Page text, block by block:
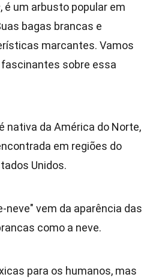
, é um arbusto popular em
bagas brancas e
marcantes. Vamos
sobre essa
nativa da América do Norte,
em regiões do
Unidos.
neve" vem da aparência das
como a neve.
para os humanos, mas